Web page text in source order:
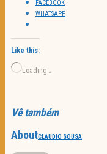
FACEBOOK
WHATSAPP
Like this:
Loading…
Vê também
AboutCLAUDIO SOUSA